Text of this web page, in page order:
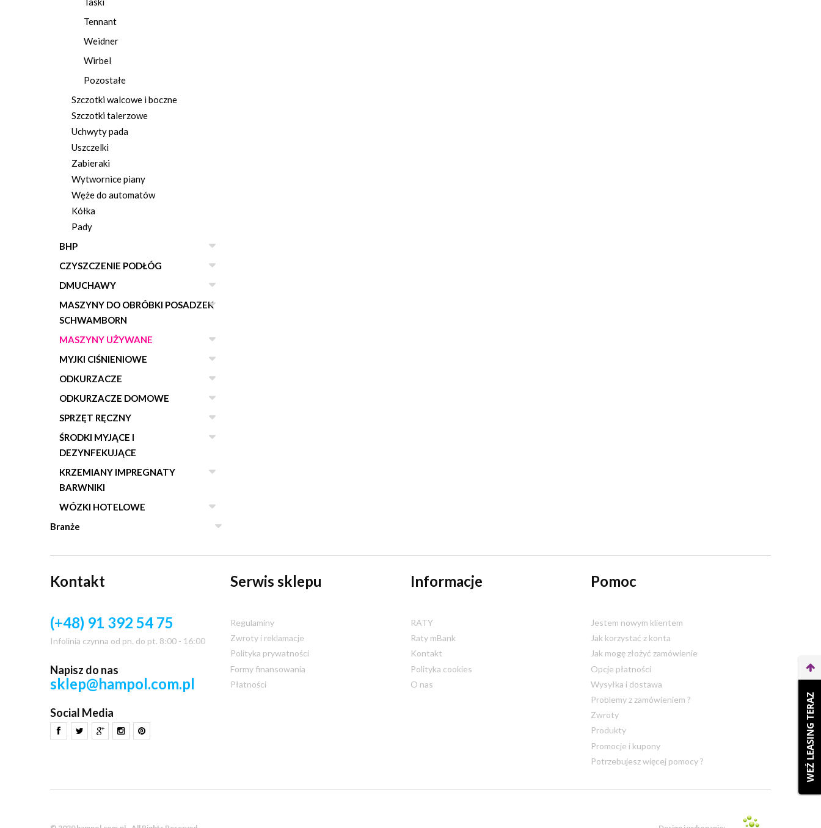
Tennant
Weidner
Wirbel
Pozostałe
Szczotki walcowe i boczne
Szczotki talerzowe
Uchwyty pada
Uszczelki
Zabieraki
Wytwornice piany
Węże do automatów
Kółka
Pady
BHP
CZYSZCZENIE PODŁÓG
DMUCHAWY
MASZYNY DO OBRÓBKI POSADZEK
SCHWAMBORN
MASZYNY UŻYWANE
MYJKI CIŚNIENIOWE
ODKURZACZE
ODKURZACZE DOMOWE
SPRZĘT RĘCZNY
ŚRODKI MYJĄCE I
DEZYNFEKUJĄCE
KRZEMIANY IMPREGNATY
BARWNIKI
WÓZKI HOTELOWE
Branże
Kontakt
(+48) 91 392 54 75
Infolinia czynna od pn. do pt. 8:00 - 16:00
Napisz do nas
sklep@hampol.com.pl
Social Media
Serwis sklepu
Regulaminy
Zwroty i reklamacje
Polityka prywatności
Formy finansowania
Płatności
Informacje
RATY
Raty mBank
Kontakt
Polityka cookies
O nas
Pomoc
Jestem nowym klientem
Jak korzystać z konta
Jak mogę złożyć zamówienie
Opcje płatności
Wysyłka i dostawa
Problemy z zamówieniem ?
Zwroty
Produkty
Promocje i kupony
Potrzebujesz więcej pomocy ?
WEŹ LEASING TERAZ